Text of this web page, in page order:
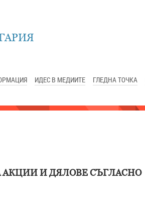
ИДЕС В МЕДИИТЕ ГЛЕДНА ТОЧКА
И ДЯЛОВЕ СЪГЛАСНО